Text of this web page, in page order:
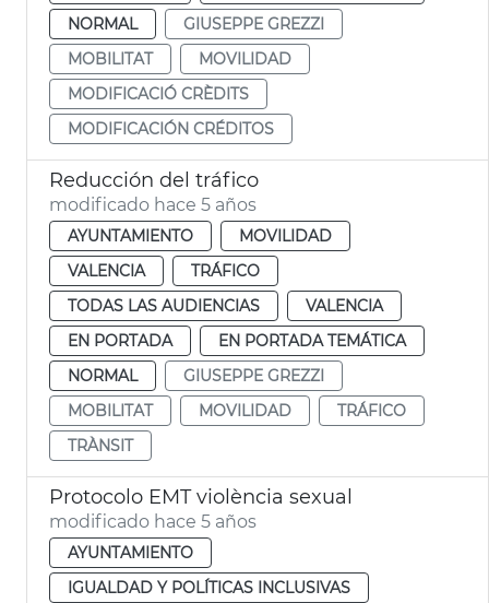
NORMAL
GIUSEPPE GREZZI
MOBILITAT
MOVILIDAD
MODIFICACIÓ CRÈDITS
MODIFICACIÓN CRÉDITOS
Reducción del tráfico
modificado hace 5 años
AYUNTAMIENTO
MOVILIDAD
VALENCIA
TRÁFICO
TODAS LAS AUDIENCIAS
VALENCIA
EN PORTADA
EN PORTADA TEMÁTICA
NORMAL
GIUSEPPE GREZZI
MOBILITAT
MOVILIDAD
TRÁFICO
TRÀNSIT
Protocolo EMT violència sexual
modificado hace 5 años
AYUNTAMIENTO
IGUALDAD Y POLÍTICAS INCLUSIVAS